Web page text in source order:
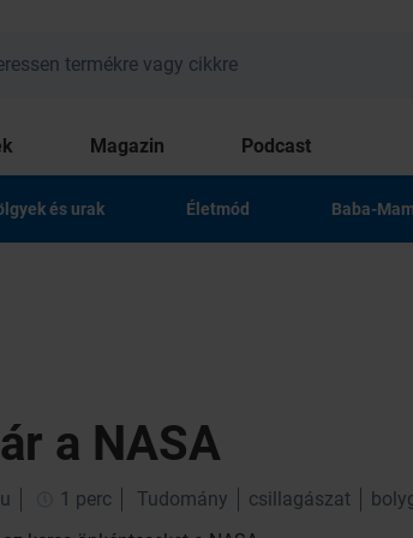
Magazin Podcast
és urak Életmód Baba-
a NASA
1 perc Tudomány csillagászat